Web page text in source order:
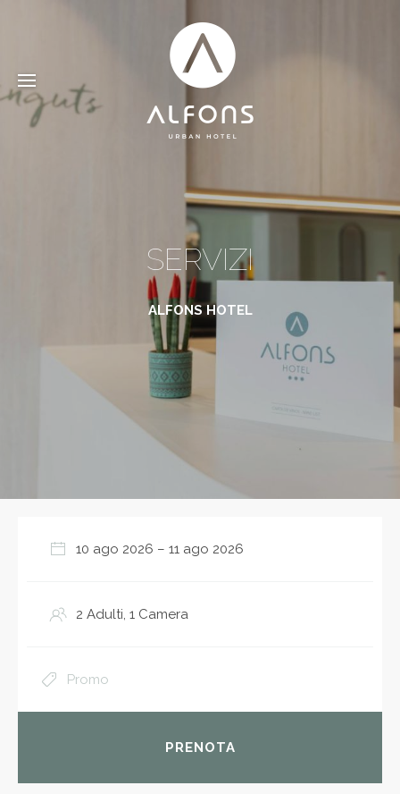
SERVIZI
ALFONS HOTEL
PRENOTA